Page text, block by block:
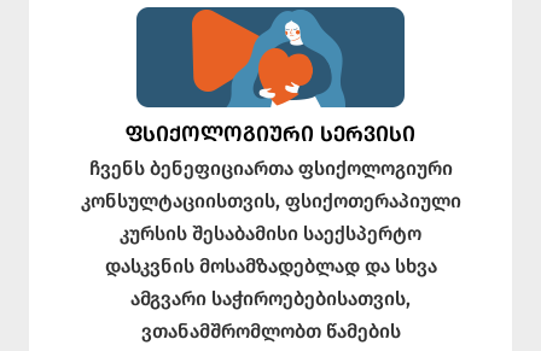
ᲤᲡᲘᲥᲝᲚᲝᲒᲘᲣᲠᲘ ᲡᲔᲠᲕᲘᲡᲘ
ჩვენს ბენეფიციართა ფსიქოლოგიური
კონსულტაციისთვის, ფსიქოთერაპიული
კურსის შესაბამისი საექსპერტო
დასკვნის მოსამზადებლად და სხვა
ამგვარი საჭიროებებისათვის,
ვთანამშრომლობთ წამების